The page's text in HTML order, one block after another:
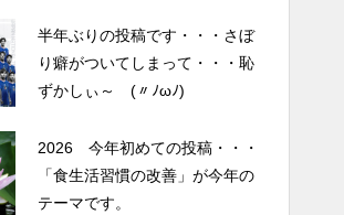
ているスキンケア製品・・・幹
細胞コスメ vs エクソソーム
コスメ②
ているスキンケア製品・・・幹
細胞コスメ vs エクソソーム
コスメ ①
半年ぶりの投稿です・・・さぼ
り癖がついてしまって・・・恥
ずかしぃ～ (〃ﾉωﾉ)
2026 今年初めての投稿・・・
「食生活習慣の改善」が今年の
テーマです。